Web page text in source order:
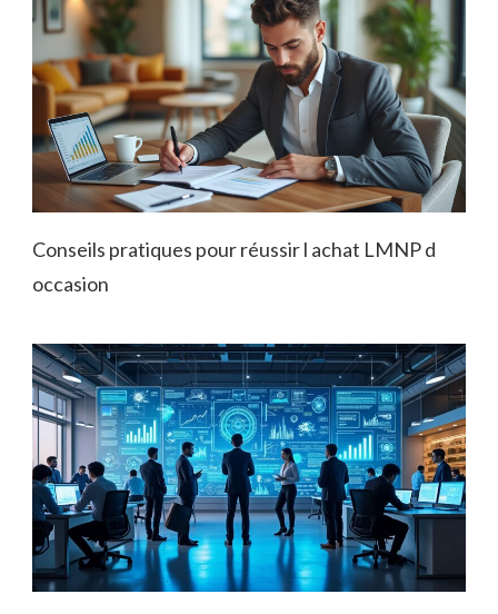
Conseils pratiques pour réussir l achat LMNP d
occasion